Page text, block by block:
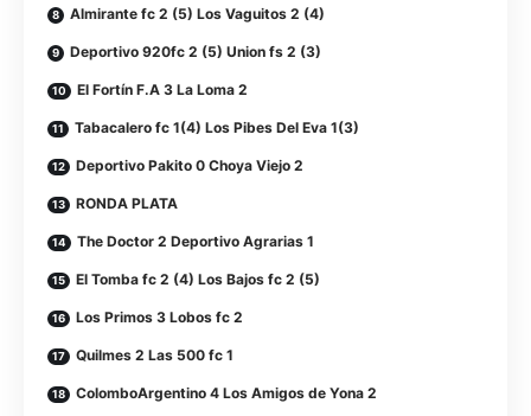
Almirante fc 2 (5) Los Vaguitos 2 (4)
Deportivo 920fc 2 (5) Union fs 2 (3)
El Fortín F.A 3 La Loma 2
Tabacalero fc 1(4) Los Pibes Del Eva 1(3)
Deportivo Pakito 0 Choya Viejo 2
RONDA PLATA
The Doctor 2 Deportivo Agrarias 1
El Tomba fc 2 (4) Los Bajos fc 2 (5)
Los Primos 3 Lobos fc 2
Quilmes 2 Las 500 fc 1
ColomboArgentino 4 Los Amigos de Yona 2